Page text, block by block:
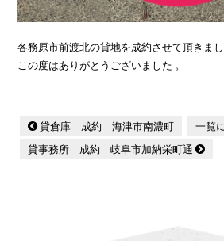
各務原市前渡北の貸地を成約させて頂きまし
この度はありがとうございました 。
貸倉庫 成約 海津市南濃町
一覧
貸事務所 成約 岐阜市加納栄町通